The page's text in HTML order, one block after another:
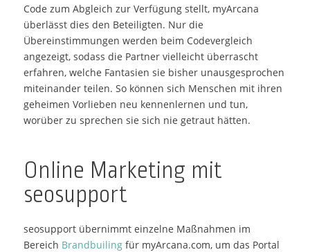
Code zum Abgleich zur Verfügung stellt, myArcana
überlässt dies den Beteiligten. Nur die
Übereinstimmungen werden beim Codevergleich
angezeigt, sodass die Partner vielleicht überrascht
erfahren, welche Fantasien sie bisher unausgesprochen
miteinander teilen. So können sich Menschen mit ihren
geheimen Vorlieben neu kennenlernen und tun,
worüber zu sprechen sie sich nie getraut hätten.
Online Marketing mit
seosupport
seosupport übernimmt einzelne Maßnahmen im
Bereich Brandbuilingfür myArcana.com, um das Portal